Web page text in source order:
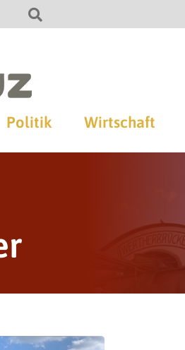
Politik Wirtschaft